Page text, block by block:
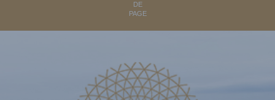
DE
PAGE